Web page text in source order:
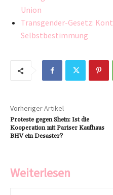
Union
Transgender-Gesetz:
Selbstbestimmung
Vorheriger Artikel
Proteste gegen Shein: Ist die
Kooperation mit Pariser Kaufhaus
BHV ein Desaster?
Weiterlesen